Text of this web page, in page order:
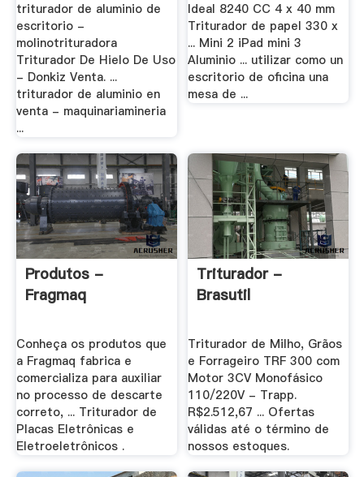
triturador de aluminio de
escritorio -
molinotrituradora
Triturador De Hielo De Uso
- Donkiz Venta. ...
triturador de aluminio en
venta - maquinariamineria
...
Ideal 8240 CC 4 x 40 mm
Triturador de papel 330 x
... Mini 2 iPad mini 3
Aluminio ... utilizar como un
escritorio de oficina una
mesa de ...
Produtos -
Fragmaq
Conheça os produtos que
a Fragmaq fabrica e
comercializa para auxiliar
no processo de descarte
correto, ... Triturador de
Placas Eletrônicas e
Eletroeletrônicos .
Triturador -
Brasutil
Triturador de Milho, Grãos
e Forrageiro TRF 300 com
Motor 3CV Monofásico
110/220V - Trapp.
R$2.512,67 ... Ofertas
válidas até o término de
nossos estoques.